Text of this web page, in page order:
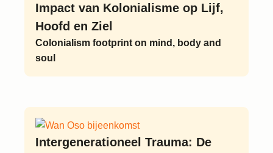
Impact van Kolonialisme op Lijf,
Hoofd en Ziel
Colonialism footprint on mind, body and
soul
Intergenerationeel Trauma: De